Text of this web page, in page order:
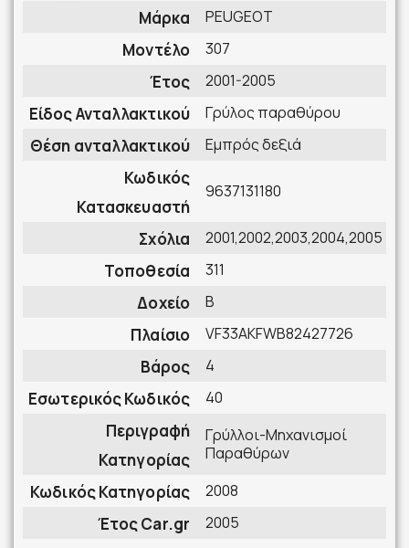
Μάρκα PEUGEOT
Μοντέλο 307
Έτος 2001-2005
Είδος Ανταλλακτικού Γρύλος παραθύρου
Θέση ανταλλακτικού Εμπρός δεξιά
Κωδικός
Κατασκευαστή
9637131180
Σχόλια 2001,2002,2003,2004,2005
Τοποθεσία 311
Δοχείο B
Πλαίσιο VF33AKFWB82427726
Βάρος 4
Εσωτερικός Κωδικός 40
Περιγραφή
Κατηγορίας
Γρύλλοι-Μηχανισμοί
Παραθύρων
Κωδικός Κατηγορίας 2008
Έτος Car.gr 2005